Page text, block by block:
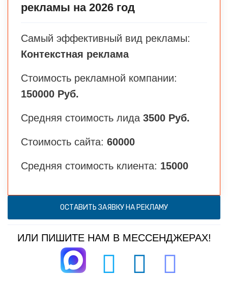
рекламы на 2026 год
Самый эффективный вид рекламы:
Контекстная реклама
Стоимость рекламной компании:
150000 Руб.
Средняя стоимость лида 3500 Руб.
Стоимость сайта: 60000
Средняя стоимость клиента: 15000
ОСТАВИТЬ ЗАЯВКУ НА РЕКЛАМУ
ИЛИ ПИШИТЕ НАМ В МЕССЕНДЖЕРАХ!